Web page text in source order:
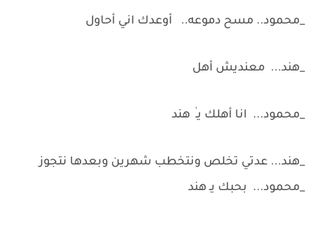
_محمود.. مسح دموعه.. أوعدك اني أحاول
_هند... معنديش أهل
_محمود... انا أهلك يـٰ هند
_هند... عدتي تخلص ونتخطب شهرين وبعدها نتجوز
_محمود... بحبك يـ هند